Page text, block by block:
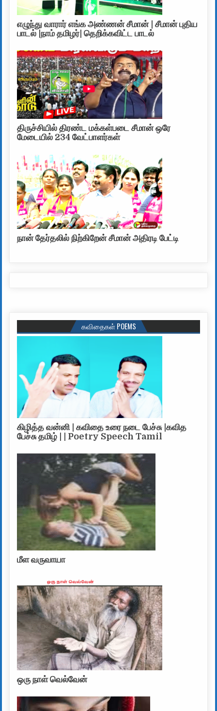
எழுந்து வாரார் எங்க அண்ணன் சீமான் | சீமான் புதிய
பாடல் |நாம் தமிழர்| தெறிக்கவிட்ட பாடல்
திருச்சியில் திரண்ட மக்கள்படை சீமான் ஒரே
மேடையில் 234 வேட்பாளர்கள்
நான் தேர்தலில் நிற்கிறேன் சீமான் அதிரடி பேட்டி
கவிதைகள் POEMS
கிழித்த வன்னி | கவிதை உரை நடை பேச்சு |கவித
பேச்சு தமிழ் | | Poetry Speech Tamil
மீள வருவாயா
ஒரு நாள் வெல்வேன்